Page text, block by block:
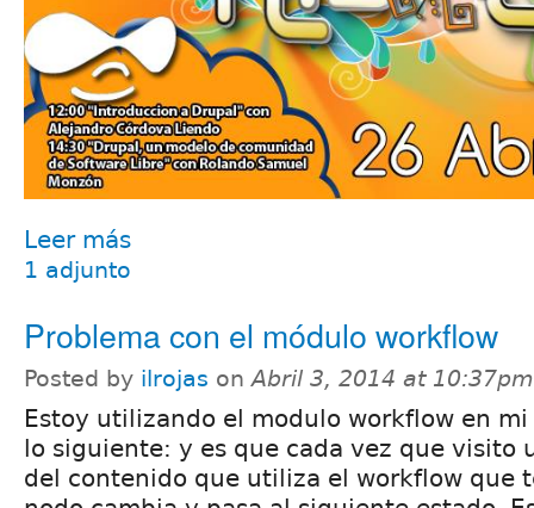
Leer más
1 adjunto
Problema con el módulo workflow
Posted by ilrojas onAbril 3, 2014 at 10:37pm
Estoy utilizando el modulo workflow en
lo siguiente: y es que cada vez que visito
del contenido que utiliza el workflow que